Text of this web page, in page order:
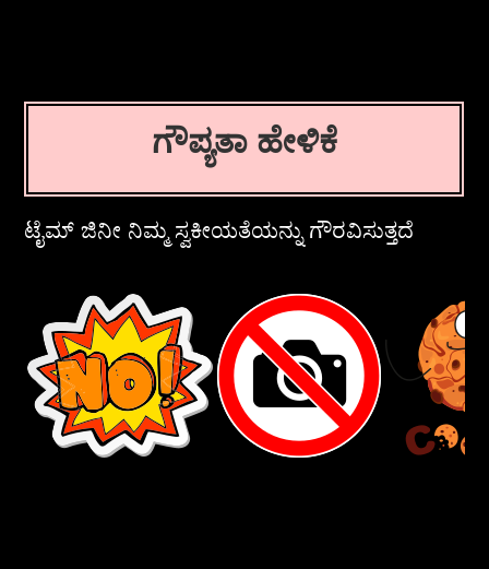
ಗೌಪ್ಯತಾ ಹೇಳಿಕೆ
ಟೈಮ್ ಜಿನೀ ನಿಮ್ಮ ಸ್ವಕೀಯತೆಯನ್ನು ಗೌರವಿಸುತ್ತದೆ